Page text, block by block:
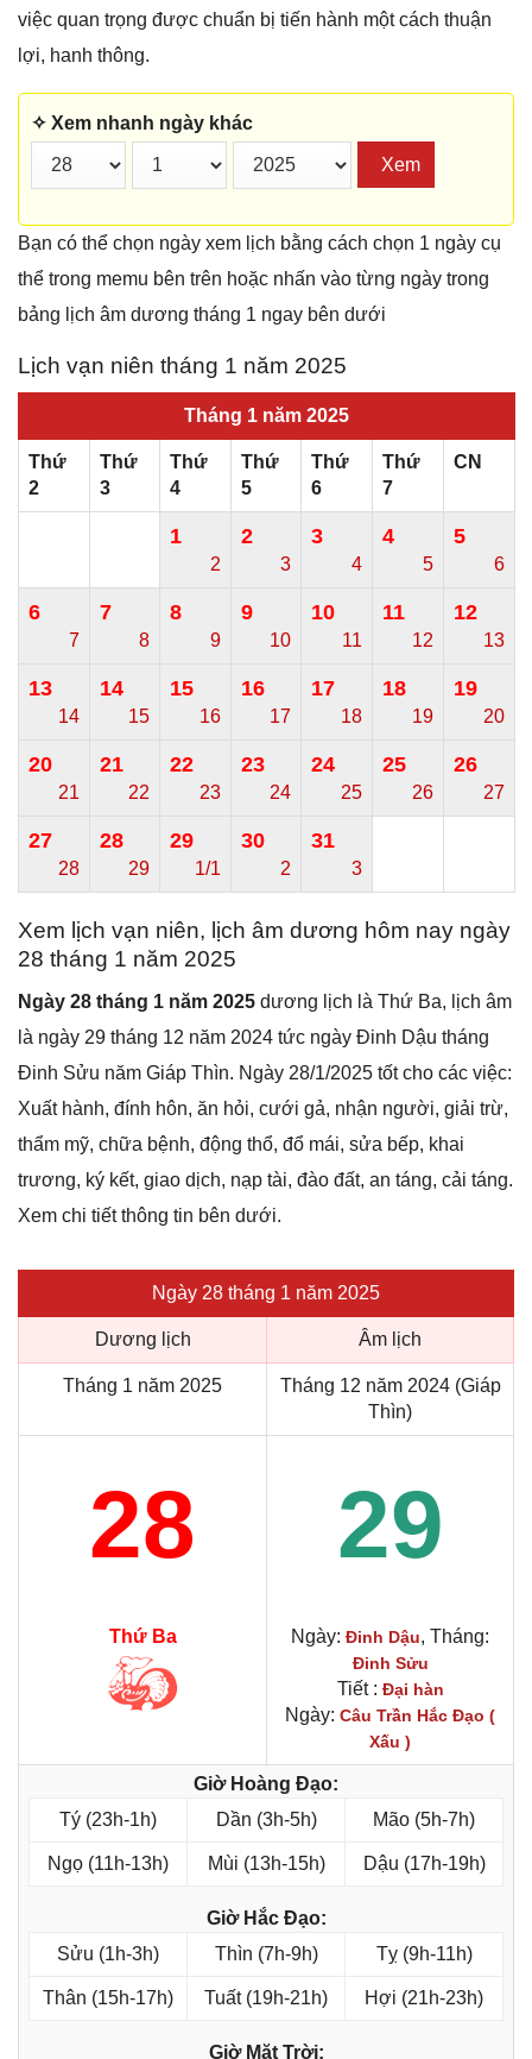
việc quan trọng được chuẩn bị tiến hành một cách thuận
lợi, hanh thông.
✧ Xem nhanh ngày khác
Xem
Bạn có thể chọn ngày xem lịch bằng cách chọn 1 ngày cụ
thể trong memu bên trên hoặc nhấn vào từng ngày trong
bảng lịch âm dương tháng 1 ngay bên dưới
Lịch vạn niên tháng 1 năm 2025
Tháng 1 năm 2025
Thứ
2
Thứ
3
Thứ
4
Thứ
5
Thứ
6
Thứ
7
CN
1
2
2
3
3
4
4
5
5
6
6
7
7
8
8
9
9
10
10
11
11
12
12
13
13
14
14
15
15
16
16
17
17
18
18
19
19
20
20
21
21
22
22
23
23
24
24
25
25
26
26
27
27
28
28
29
29
1/1
30
2
31
3
Xem lịch vạn niên, lịch âm dương hôm nay ngày
28 tháng 1 năm 2025
Ngày 28 tháng 1 năm 2025 dương lịch là Thứ Ba, lịch âm
là ngày 29 tháng 12 năm 2024 tức ngày Đinh Dậu tháng
Đinh Sửu năm Giáp Thìn. Ngày 28/1/2025 tốt cho các việc:
Xuất hành, đính hôn, ăn hỏi, cưới gả, nhận người, giải trừ,
thẩm mỹ, chữa bệnh, động thổ, đổ mái, sửa bếp, khai
trương, ký kết, giao dịch, nạp tài, đào đất, an táng, cải táng.
Xem chi tiết thông tin bên dưới.
Ngày 28 tháng 1 năm 2025
Dương lịch Âm lịch
Tháng 1 năm 2025
Tháng 12 năm 2024 (Giáp
Thìn)
28 29
Thứ Ba Ngày: Đinh Dậu, Tháng:
Đinh Sửu
Tiết : Đại hàn
Ngày: Câu Trần Hắc Đạo (
Xấu )
Giờ Hoàng Đạo:
Tý (23h-1h)
Dần (3h-5h) Mão (5h-7h)
Ngọ (11h-13h) Mùi (13h-15h) Dậu (17h-19h)
Giờ Hắc Đạo:
Sửu (1h-3h)
Thìn (7h-9h) Tỵ (9h-11h)
Thân (15h-17h) Tuất (19h-21h) Hợi (21h-23h)
Giờ Mặt Trời: